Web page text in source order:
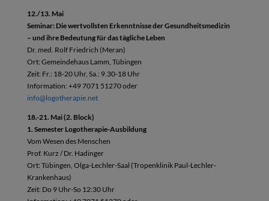
12./13. Mai
Seminar: Die wertvollsten Erkenntnisse der Gesundheitsmedizin
– und ihre Bedeutung für das tägliche Leben
Dr. med. Rolf Friedrich (Meran)
Ort: Gemeindehaus Lamm, Tübingen
Zeit: Fr.: 18-20 Uhr, Sa.: 9.30-18 Uhr
Information: +49 7071 51270 oder
info@logotherapie.net
18.-21. Mai (2. Block)
1. Semester Logotherapie-Ausbildung
Vom Wesen des Menschen
Prof. Kurz / Dr. Hadinger
Ort: Tübingen, Olga-Lechler-Saal (Tropenklinik Paul-Lechler-
Krankenhaus)
Zeit: Do 9 Uhr-So 12:30 Uhr